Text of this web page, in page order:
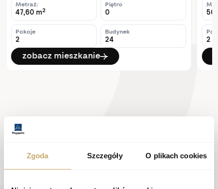
Zgoda Szczegóły O plikach cookies
Metraż:
47,60 m2
Piętro
0
Pokoje
2
Budynek
24
zobacz mieszkanie
2
Skontaktuj się z